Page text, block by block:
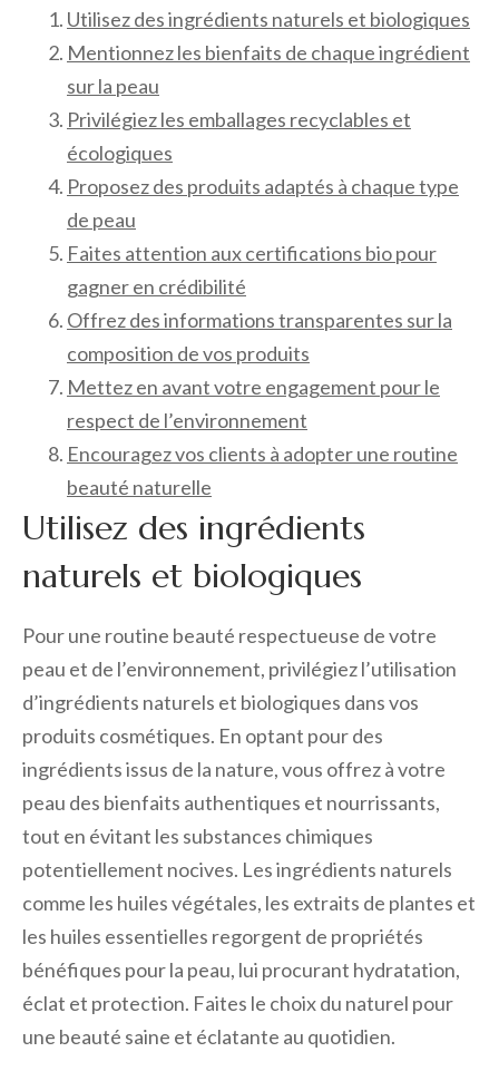
Utilisez des ingrédients naturels et biologiques
Mentionnez les bienfaits de chaque ingrédient
sur la peau
Privilégiez les emballages recyclables et
écologiques
Proposez des produits adaptés à chaque type
de peau
Faites attention aux certifications bio pour
gagner en crédibilité
Offrez des informations transparentes sur la
composition de vos produits
Mettez en avant votre engagement pour le
respect de l’environnement
Encouragez vos clients à adopter une routine
beauté naturelle
Utilisez des ingrédients
naturels et biologiques
Pour une routine beauté respectueuse de votre
peau et de l’environnement, privilégiez l’utilisation
d’ingrédients naturels et biologiques dans vos
produits cosmétiques. En optant pour des
ingrédients issus de la nature, vous offrez à votre
peau des bienfaits authentiques et nourrissants,
tout en évitant les substances chimiques
potentiellement nocives. Les ingrédients naturels
comme les huiles végétales, les extraits de plantes et
les huiles essentielles regorgent de propriétés
bénéfiques pour la peau, lui procurant hydratation,
éclat et protection. Faites le choix du naturel pour
une beauté saine et éclatante au quotidien.